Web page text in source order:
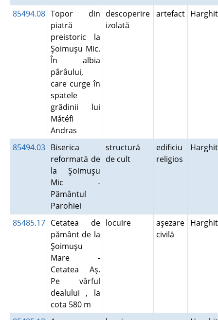
85494.08 Topor din
piatră
preistoric la
Şoimuşu Mic.
În albia
pârâului,
care curge în
spatele
grădinii lui
Mátéfi
Andras
descoperire
izolată
artefact
85494.03 Biserica
reformată de
la Şoimuşu
Mic -
Pământul
Parohiei
structură
de cult
edificiu
religios
85485.17 Cetatea de
pământ de la
Şoimuşu
Mare -
Cetatea Aş.
Pe vârful
dealului , la
cota 580 m
locuire
aşezare
civilă